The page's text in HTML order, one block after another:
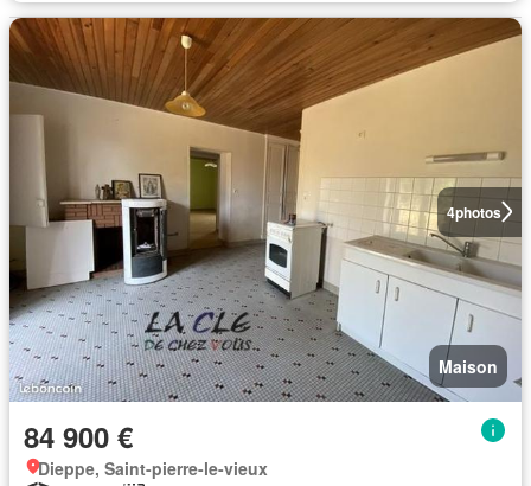
4photos
Maison
84 900 €
Dieppe, Saint-pierre-le-vieux